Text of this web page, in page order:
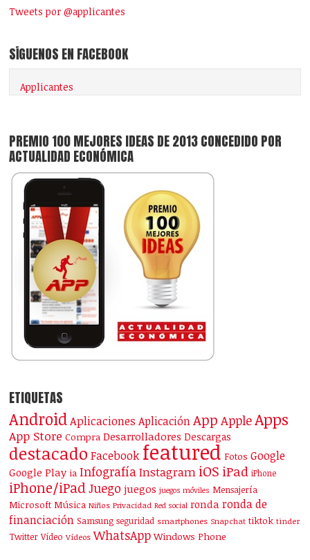
Tweets por @applicantes
SÍGUENOS EN FACEBOOK
Applicantes
PREMIO 100 MEJORES IDEAS DE 2013 CONCEDIDO POR
ACTUALIDAD ECONÓMICA
ETIQUETAS
Android Aplicaciones Aplicación App AppleApps
App Store Compra Desarrolladores Descargas
destacado Facebook featured Fotos Google
Google Play ia InfografíaInstagram iOS iPad iPhone
iPhone/iPad Juego juegos juegos móviles Mensajería
Microsoft Música Niños Privacidad Red social ronda ronda de
financiación Samsung seguridad smartphones Snapchat tiktok tinder
Twitter Vídeo Vídeos WhatsApp Windows Phone